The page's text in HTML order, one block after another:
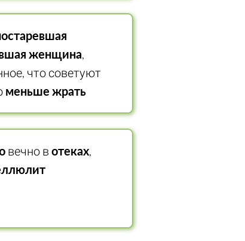
женщина,
что советуют
меньше жрать
вечно в отеках,